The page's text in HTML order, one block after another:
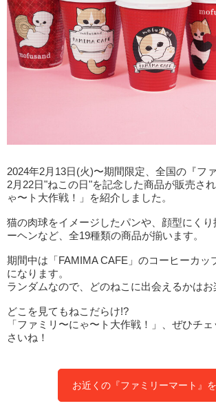
2024年2月13日(火)〜期間限定、全国の『フ
2月22日"ねこの日"を記念した商品が販売さ
ゃ〜ト大作戦！」を紹介しました。
猫の肉球をイメージしたパンや、顔型にくり
ーヘンなど、全19種類の商品が揃います。
期間中は「FAMIMA CAFE」のコーヒーカッ
になります。
ランダムなので、どのねこに出会えるかはお
どこを見てもねこだらけ!?
「ファミリ〜にゃ〜ト大作戦！」、ぜひチ
さいね！
お近くの『ファミリーマート』